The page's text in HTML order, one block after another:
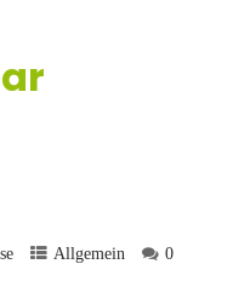
Allgemein
0